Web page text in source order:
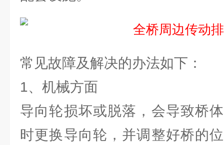
常见故障及解决的办法如下：
1、机械方面
导向轮损坏或脱落，会导致桥
时更换导向轮，并调整好桥的